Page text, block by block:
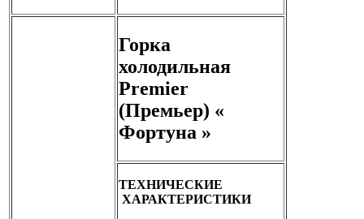
Горка
холодильная
Premier
(Премьер) «
Фортуна »
ТЕХНИЧЕСКИЕ
ХАРАКТЕРИСТИКИ